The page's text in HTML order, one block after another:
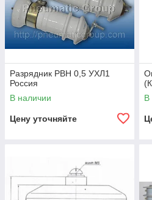
Разрядник РВН 0,5 УХЛ1
Россия
В наличии
Цену уточняйте
В